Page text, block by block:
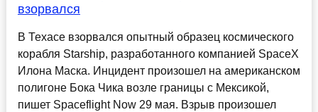
взорвался
В Техасе взорвался опытный образец космического
корабля Starship, разработанного компанией SpaceX
Илона Маска. Инцидент произошел на американском
полигоне Бока Чика возле границы с Мексикой,
пишет Spaceflight Now 29 мая. Взрыв произошел